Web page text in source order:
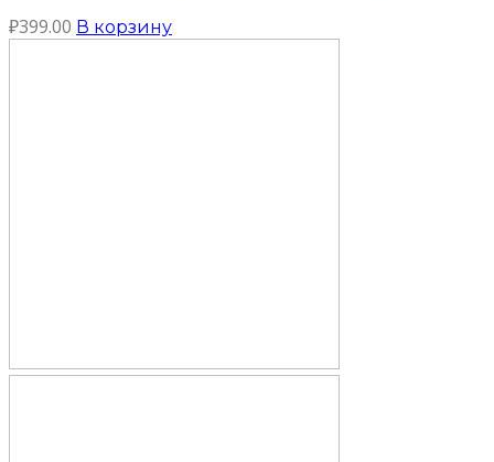
₽399.00 В корзину